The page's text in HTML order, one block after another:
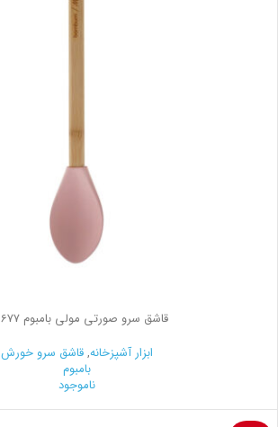
قاشق سرو صورتی مولی بامبوم B3677
ابزار آشپزخانه,قاشق سرو خورش
بامبوم
ناموجود